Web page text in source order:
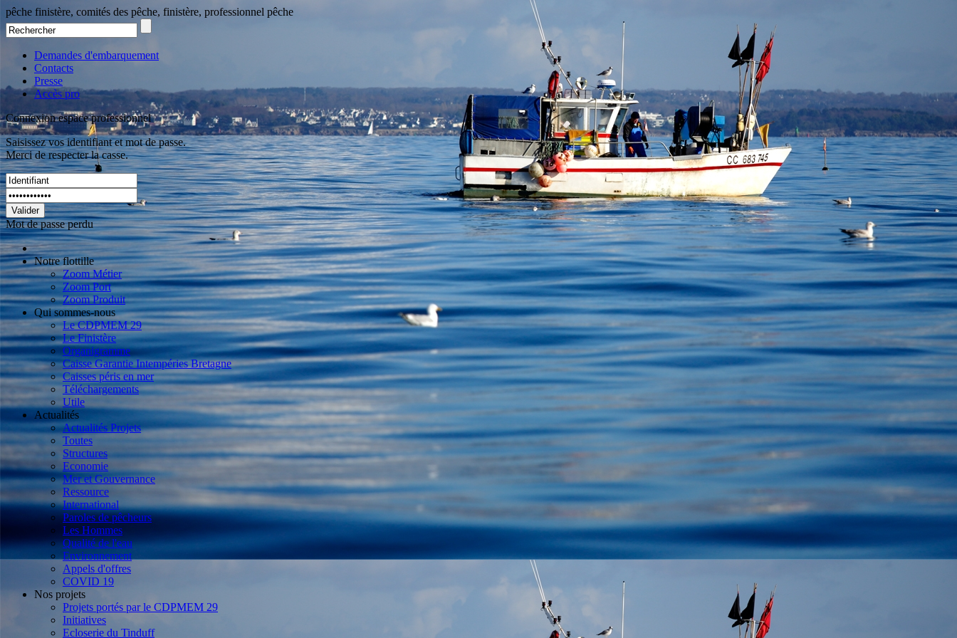
pêche finistère, comités des pêche, finistère, professionnel pêche
Demandes d'embarquement
Contacts
Presse
Accès pro
Connexion espace professionnel
Saisissez vos identifiant et mot de passe.
Merci de respecter la casse.
Valider
Mot de passe perdu
Notre flottille
Zoom Métier
Zoom Port
Zoom Produit
Qui sommes-nous
Le CDPMEM 29
Le Finistère
Organigramme
Caisse Garantie Intempéries Bretagne
Caisses péris en mer
Téléchargements
Utile
Actualités
Actualités Projets
Toutes
Structures
Economie
Mer et Gouvernance
Ressource
International
Paroles de pêcheurs
Les Hommes
Qualité de l'eau
Environnement
Appels d'offres
COVID 19
Nos projets
Projets portés par le CDPMEM 29
Initiatives
Ecloserie du Tinduff